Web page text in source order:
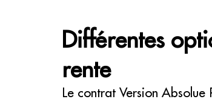
Différentes
rente
Le contrat Version